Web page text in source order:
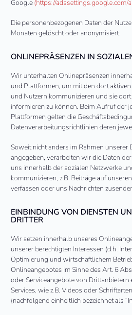
Google (https://adssettings.google.com/
Die personenbezogenen Daten der
Monaten gelöscht oder anonymisiert.
ONLINEPRÄSENZEN IN
Wir unterhalten Onlinepräsenzen
und Plattformen, um mit den dort
und Nutzern kommunizieren und sie
informieren zu können. Beim Aufruf der
Plattformen gelten die
Datenverarbeitungsrichtlinien deren
Soweit nicht anders im Rahmen unserer
angegeben, verarbeiten wir die Daten
uns innerhalb der sozialen Netzwerke
kommunizieren, z.B. Beiträge auf
verfassen oder uns Nachrichten
EINBINDUNG VON DIENSTEN
DRITTER
Wir setzen innerhalb unseres
unserer berechtigten Interessen (d.h.
Optimierung und wirtschaftlichem
Onlineangebotes im Sinne des Art. 6
oder Serviceangebote von Drittanbietern
Services, wie z.B. Videos oder
(nachfolgend einheitlich bezeichnet als